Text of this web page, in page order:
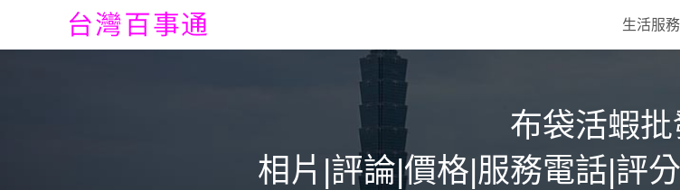
生活服務
布袋活蝦批
相片|評論|價格|服務電話|評